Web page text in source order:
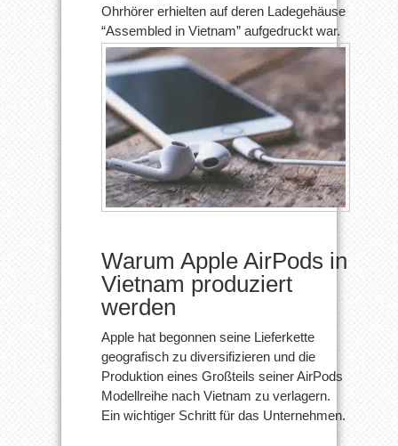
Ohrhörer erhielten auf deren Ladegehäuse
“Assembled in Vietnam” aufgedruckt war.
Warum Apple AirPods in
Vietnam produziert
werden
Apple hat begonnen seine Lieferkette
geografisch zu diversifizieren und die
Produktion eines Großteils seiner AirPods
Modellreihe nach Vietnam zu verlagern.
Ein wichtiger Schritt für das Unternehmen.